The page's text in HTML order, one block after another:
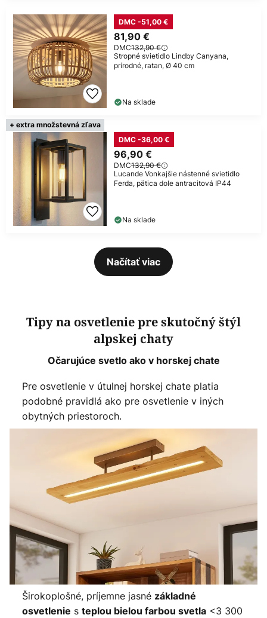
81,90 €
DMC132,90 €
DMC -51,00 €
Stropné svietidlo Lindby Canyana,
prírodné, ratan, Ø 40 cm
Na sklade
+ extra množstevná zľava
96,90 €
DMC132,90 €
DMC -36,00 €
Lucande Vonkajšie nástenné svietidlo
Ferda, pätica dole antracitová IP44
Na sklade
Načítať viac
Tipy na osvetlenie pre skutočný štýl
alpskej chaty
Očarujúce svetlo ako v horskej chate
Pre osvetlenie v útulnej horskej chate platia
podobné pravidlá ako pre osvetlenie v iných
obytných priestoroch.
Širokoplošné, príjemne jasné základné
osvetlenie s teplou bielou farbou svetla<3 300